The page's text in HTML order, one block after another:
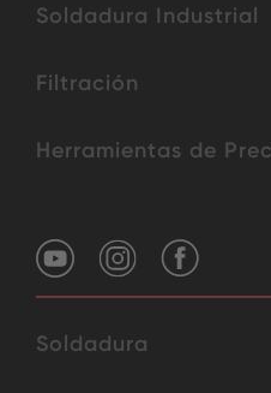
Soldadura Industrial
Filtración
Herramientas de
Soldadura